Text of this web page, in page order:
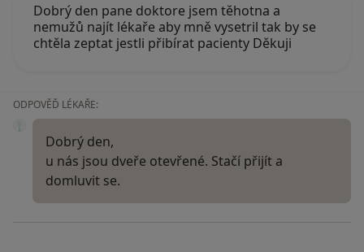
Dobrý den pane doktore jsem těhotna a
nemužů najít lékaře aby mně vysetril tak by se
chtěla zeptat jestli přibírat pacienty Děkuji
ODPOVĚĎ LÉKAŘE:
Dobrý den,
u nás jsou dveře otevřené. Stačí přijít a
domluvit se.